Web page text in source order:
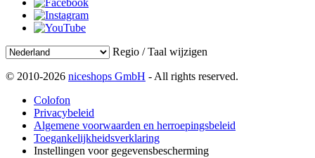
Regio / Taal wijzigen
© 2010-2026 niceshops GmbH - All rights reserved.
Colofon
Privacybeleid
Algemene voorwaarden en herroepingsbeleid
Toegankelijkheidsverklaring
Instellingen voor gegevensbescherming